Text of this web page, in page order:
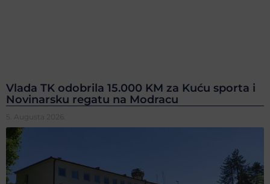
Vlada TK odobrila 15.000 KM za Kuću sporta i
Novinarsku regatu na Modracu
5. Augusta 2026.